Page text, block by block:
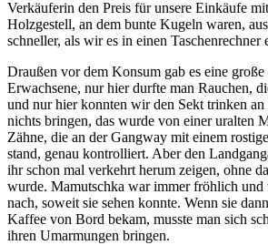
Verkäuferin den Preis für unsere Einkäufe
Holzgestell, an dem bunte Kugeln waren,
schneller, als wir es in einen Taschenrechner
Draußen vor dem Konsum gab es eine
Erwachsene, nur hier durfte man Rauchen,
und nur hier konnten wir den Sekt trinken
nichts bringen, das wurde von einer uralten
Zähne, die an der Gangway mit einem
stand, genau kontrolliert. Aber den
ihr schon mal verkehrt herum zeigen, ohne
wurde. Mamutschka war immer fröhlich und
nach, soweit sie sehen konnte. Wenn sie
Kaffee von Bord bekam, musste man sich
ihren Umarmungen bringen.